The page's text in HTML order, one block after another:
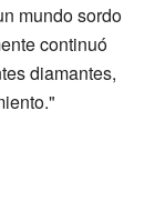
mundo sordo
continuó
diamantes,